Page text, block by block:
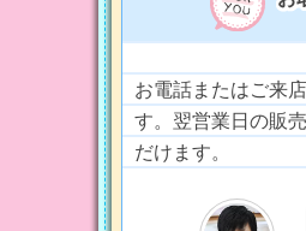
お電話またはご来
す。翌営業日の販
だけます。